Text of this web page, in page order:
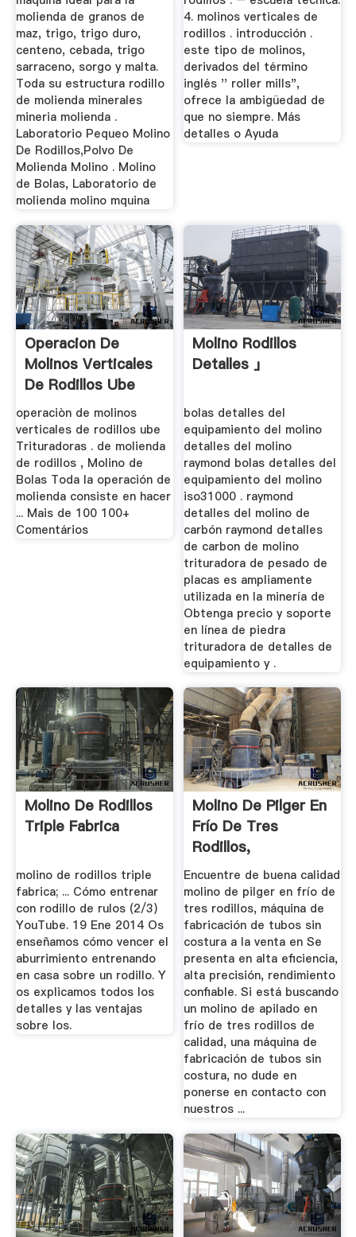
molienda de granos de
maz, trigo, trigo duro,
centeno, cebada, trigo
sarraceno, sorgo y malta.
Toda su estructura rodillo
de molienda minerales
mineria molienda .
Laboratorio Pequeo Molino
De Rodillos,Polvo De
Molienda Molino . Molino
de Bolas, Laboratorio de
molienda molino mquina
4. molinos verticales de
rodillos . introducción .
este tipo de molinos,
derivados del término
inglés '' roller mills",
ofrece la ambigüedad de
que no siempre. Más
detalles o Ayuda
Operacion De
Molinos Verticales
De Rodillos Ube
operaciòn de molinos
verticales de rodillos ube
Trituradoras . de molienda
de rodillos , Molino de
Bolas Toda la operación de
molienda consiste en hacer
... Mais de 100 100+
Comentários
Molino Rodillos
Detalles 」
bolas detalles del
equipamiento del molino
detalles del molino
raymond bolas detalles del
equipamiento del molino
iso31000 . raymond
detalles del molino de
carbón raymond detalles
de carbon de molino
trituradora de pesado de
placas es ampliamente
utilizada en la minería de
Obtenga precio y soporte
en línea de piedra
trituradora de detalles de
equipamiento y .
Molino De Rodillos
Triple Fabrica
molino de rodillos triple
fabrica; ... Cómo entrenar
con rodillo de rulos (2/3)
YouTube. 19 Ene 2014 Os
enseñamos cómo vencer el
aburrimiento entrenando
en casa sobre un rodillo. Y
os explicamos todos los
detalles y las ventajas
sobre los.
Molino De Pilger En
Frío De Tres
Rodillos,
Proveedores Y ...
Encuentre de buena calidad
molino de pilger en frío de
tres rodillos, máquina de
fabricación de tubos sin
costura a la venta en Se
presenta en alta eficiencia,
alta precisión, rendimiento
confiable. Si está buscando
un molino de apilado en
frío de tres rodillos de
calidad, una máquina de
fabricación de tubos sin
costura, no dude en
ponerse en contacto con
nuestros ...